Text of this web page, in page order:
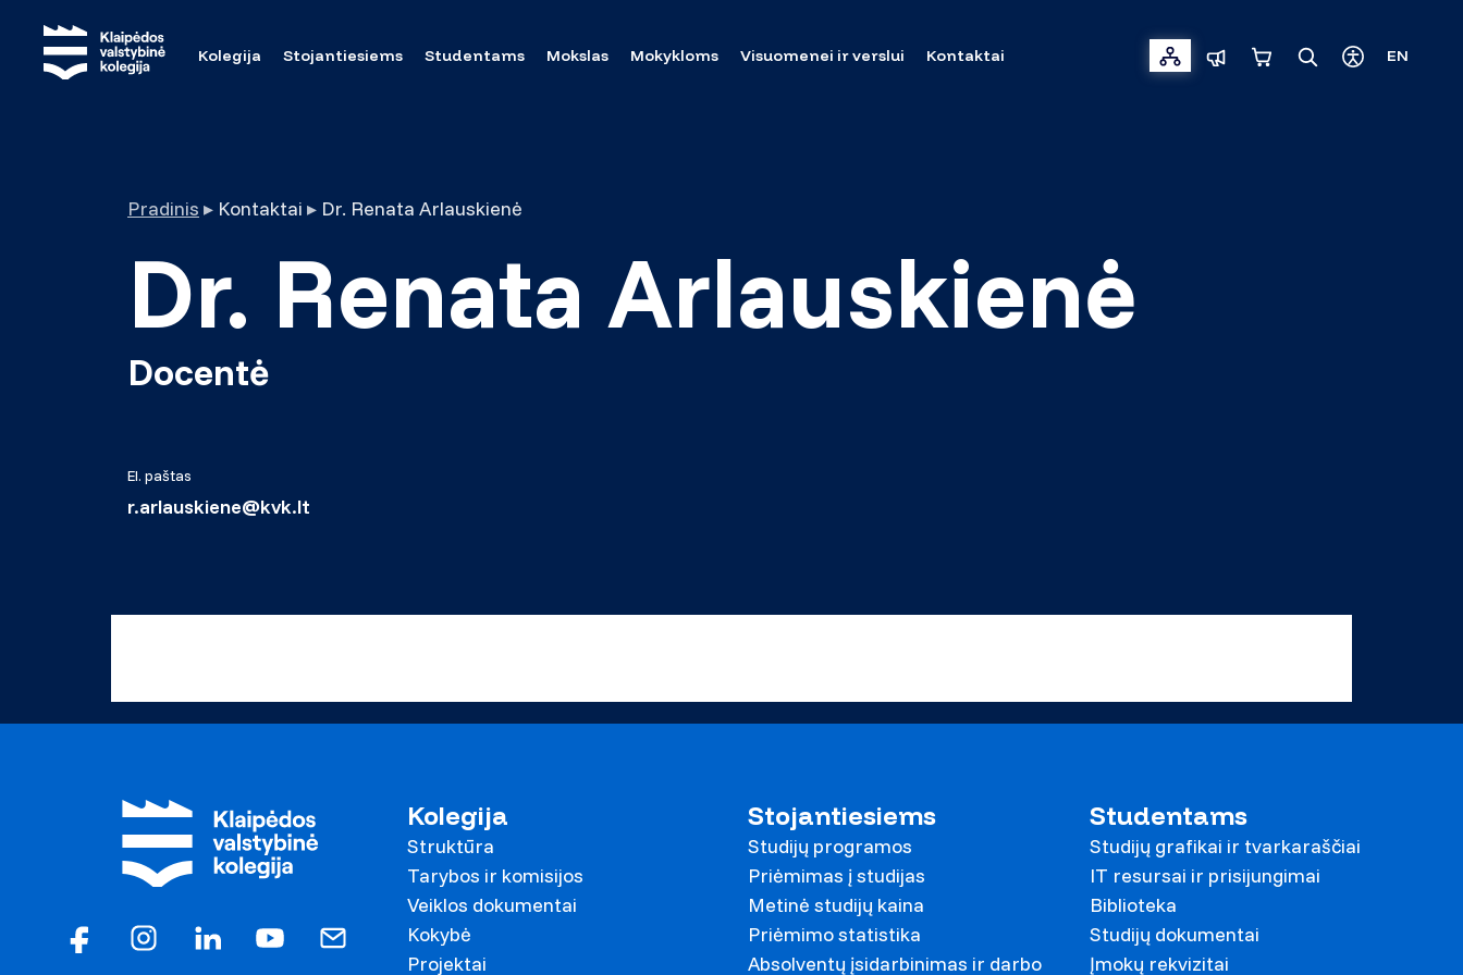
Kolegija Stojantiesiems Studentams Mokslas Mokykloms Visuomenei ir verslui Kontaktai EN
Pradinis ▸ Kontaktai ▸ Dr. Renata Arlauskienė
Dr. Renata Arlauskienė
Docentė
El. paštas
r.arlauskiene@kvk.lt
Kolegija
Struktūra
Tarybos ir komisijos
Veiklos dokumentai
Kokybė
Projektai
Stojantiesiems
Studijų programos
Priėmimas į studijas
Metinė studijų kaina
Priėmimo statistika
Absolventų įsidarbinimas ir darbo
Studentams
Studijų grafikai ir tvarkaraščiai
IT resursai ir prisijungimai
Biblioteka
Studijų dokumentai
Įmokų rekvizitai